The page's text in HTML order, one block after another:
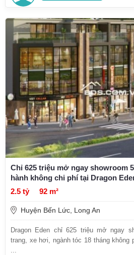
Chỉ 625 triệu mở ngay showroom
hành không chi phí tại Dragon
2.5 tỷ
92 m²
Huyện Bến Lức, Long An
Dragon Eden chỉ 625 triệu mở ngay
trang, xe hơi, ngành tóc 18 tháng không
...